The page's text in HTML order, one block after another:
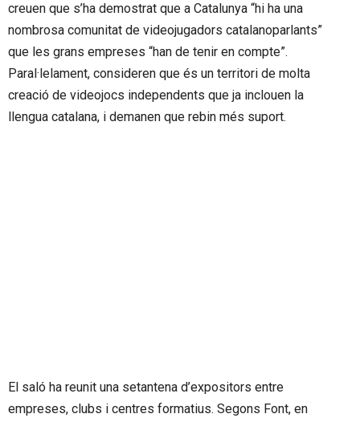
creuen que s’ha demostrat que a Catalunya “hi ha una
nombrosa comunitat de videojugadors catalanoparlants”
que les grans empreses “han de tenir en compte”.
Paral·lelament, consideren que és un territori de molta
creació de videojocs independents que ja inclouen la
llengua catalana, i demanen que rebin més suport.
El saló ha reunit una setantena d’expositors entre
empreses, clubs i centres formatius. Segons Font, en